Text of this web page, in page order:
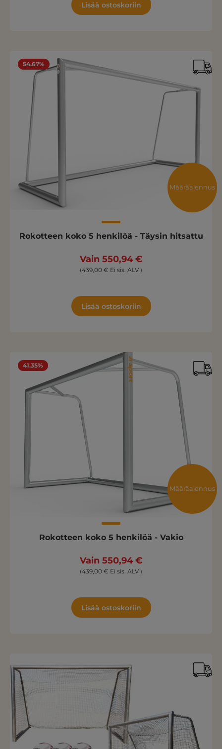
Lisää ostoskoriin
Määräalennus
54.67%
Rokotteen koko 5 henkilöä - Täysin hitsattu
Vain 550,94 €
(439,00 € Ei sis. ALV )
Lisää ostoskoriin
Määräalennus
41.35%
Rokotteen koko 5 henkilöä - Vakio
Vain 550,94 €
(439,00 € Ei sis. ALV )
Lisää ostoskoriin